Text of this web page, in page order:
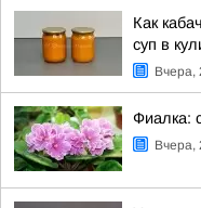
Как
суп в
Вчера,
Фиалка:
Вчера,